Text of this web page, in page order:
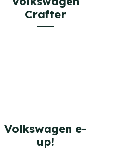
Crafter
Volkswagen e-
up!